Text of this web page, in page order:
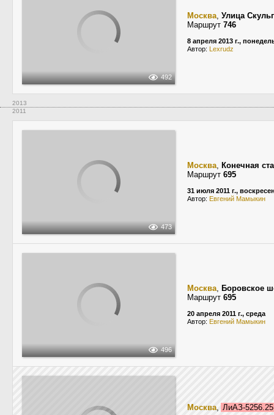
492
Москва, Улица
Маршрут 746
8 апреля 2013 г.,
Автор: Lexrudz
2013
2011
473
Москва, Конечная
Маршрут 695
31 июля 2011 г.,
Автор: Евгений Мамыкин
496
Москва, Боровское
Маршрут 695
20 апреля 2011 г., среда
Автор: Евгений Мамыкин
Москва, ЛиАЗ-